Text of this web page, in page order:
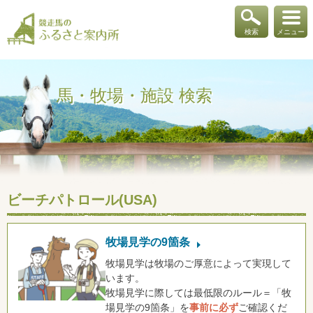
メニュー
検索
馬・牧場・施設 検索
ビーチパトロール(USA)
牧場見学の9箇条
牧場見学は牧場のご厚意によって実現して
います。
牧場見学に際しては最低限のルール＝「牧
場見学の9箇条」を事前に必ずご確認くだ